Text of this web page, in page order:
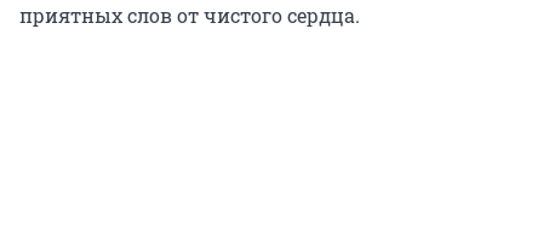
приятных слов от чистого сердца.